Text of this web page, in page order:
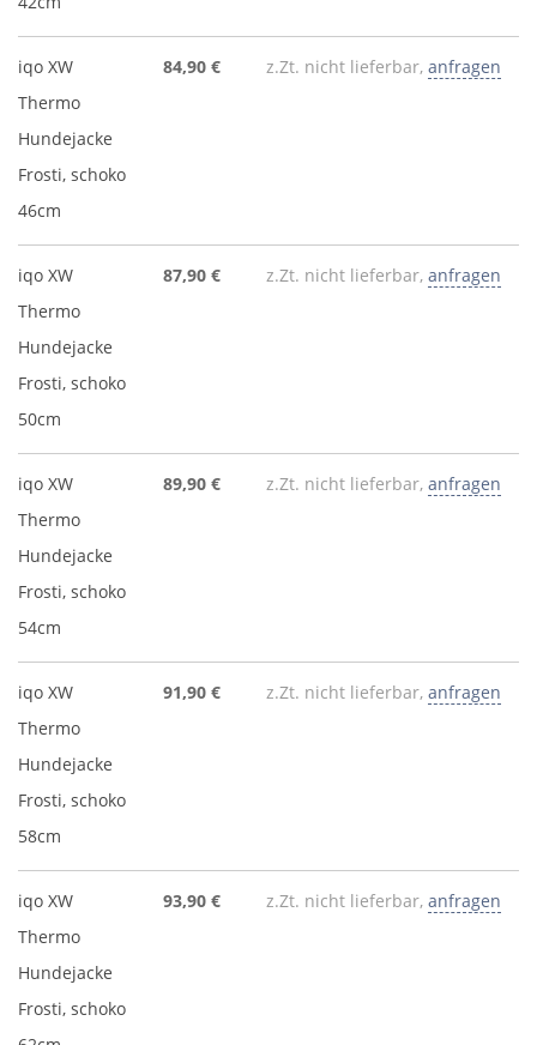
iqo XW
Thermo
Hundejacke
Frosti, schoko
46cm
84,90 € z.Zt. nicht lieferbar, anfragen
iqo XW
Thermo
Hundejacke
Frosti, schoko
50cm
87,90 € z.Zt. nicht lieferbar, anfragen
iqo XW
Thermo
Hundejacke
Frosti, schoko
54cm
89,90 € z.Zt. nicht lieferbar, anfragen
iqo XW
Thermo
Hundejacke
Frosti, schoko
58cm
91,90 € z.Zt. nicht lieferbar, anfragen
iqo XW
Thermo
Hundejacke
Frosti, schoko
93,90 € z.Zt. nicht lieferbar, anfragen